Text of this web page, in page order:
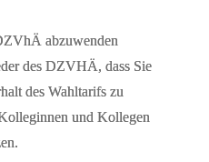
abzuwenden
des DZVHÄ, dass Sie
des Wahltarifs zu
und Kollegen